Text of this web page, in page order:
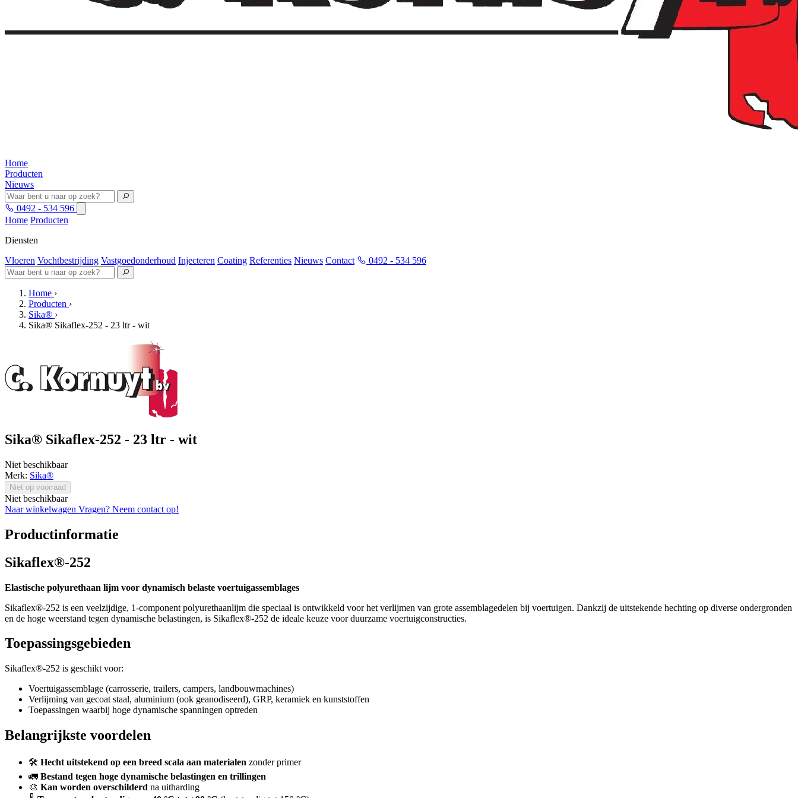
Home
Producten
Nieuws
0492 - 534 596
Home Producten
Diensten
Vloeren Vochtbestrijding Vastgoedonderhoud Injecteren Coating Referenties Nieuws Contact 0492 - 534 596
Home ›
Producten ›
Sika® ›
Sika® Sikaflex-252 - 23 ltr - wit
Sika® Sikaflex-252 - 23 ltr - wit
Niet beschikbaar
Merk: Sika®
Niet op voorraad
Niet beschikbaar
Naar winkelwagen Vragen? Neem contact op!
Productinformatie
Sikaflex®-252
Elastische polyurethaan lijm voor dynamisch belaste voertuigassemblages
Sikaflex®-252 is een veelzijdige, 1-component polyurethaanlijm die speciaal is ontwikkeld voor het verlijmen van grote assemblagedelen bij voertuigen. Dankzij de uitstekende hechting op diverse ondergronden
en de hoge weerstand tegen dynamische belastingen, is Sikaflex®-252 de ideale keuze voor duurzame voertuigconstructies.
Toepassingsgebieden
Sikaflex®-252 is geschikt voor:
Voertuigassemblage (carrosserie, trailers, campers, landbouwmachines)
Verlijming van gecoat staal, aluminium (ook geanodiseerd), GRP, keramiek en kunststoffen
Toepassingen waarbij hoge dynamische spanningen optreden
Belangrijkste voordelen
🛠️ Hecht uitstekend op een breed scala aan materialen zonder primer
🚛 Bestand tegen hoge dynamische belastingen en trillingen
🎨 Kan worden overschilderd na uitharding